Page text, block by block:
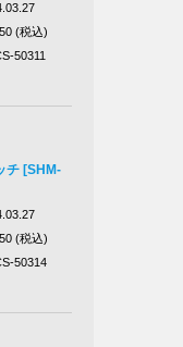
(税込)
50311
チ [SHM-
(税込)
50314